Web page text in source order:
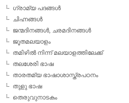
ഗ്രാമ്യ പദങ്ങള്‍
ചിഹ്നങ്ങള്‍
ജന്മദിനങ്ങള്‍, ചരമദിനങ്ങള്‍
ജൂതമലയാളം
തമിഴില്‍ നിന്ന് മലയാളത്തിലേക്ക്
തലശേരി ഭാഷ
താരതമ്യ ഭാഷാശാസ്ത്രപഠനം
തുളു ഭാഷ
തെരുവുനാടകം